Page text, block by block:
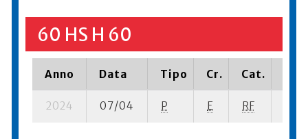
60 HS H 60
Anno Data Tipo Cr. Cat.
2024 07/04 P E RF